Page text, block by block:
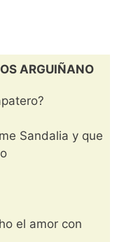
ARGUIÑANO
Sandalia y que
el amor con